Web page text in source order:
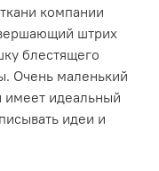
компании
штрих
блестящего
Очень маленький
имеет идеальный
идеи и